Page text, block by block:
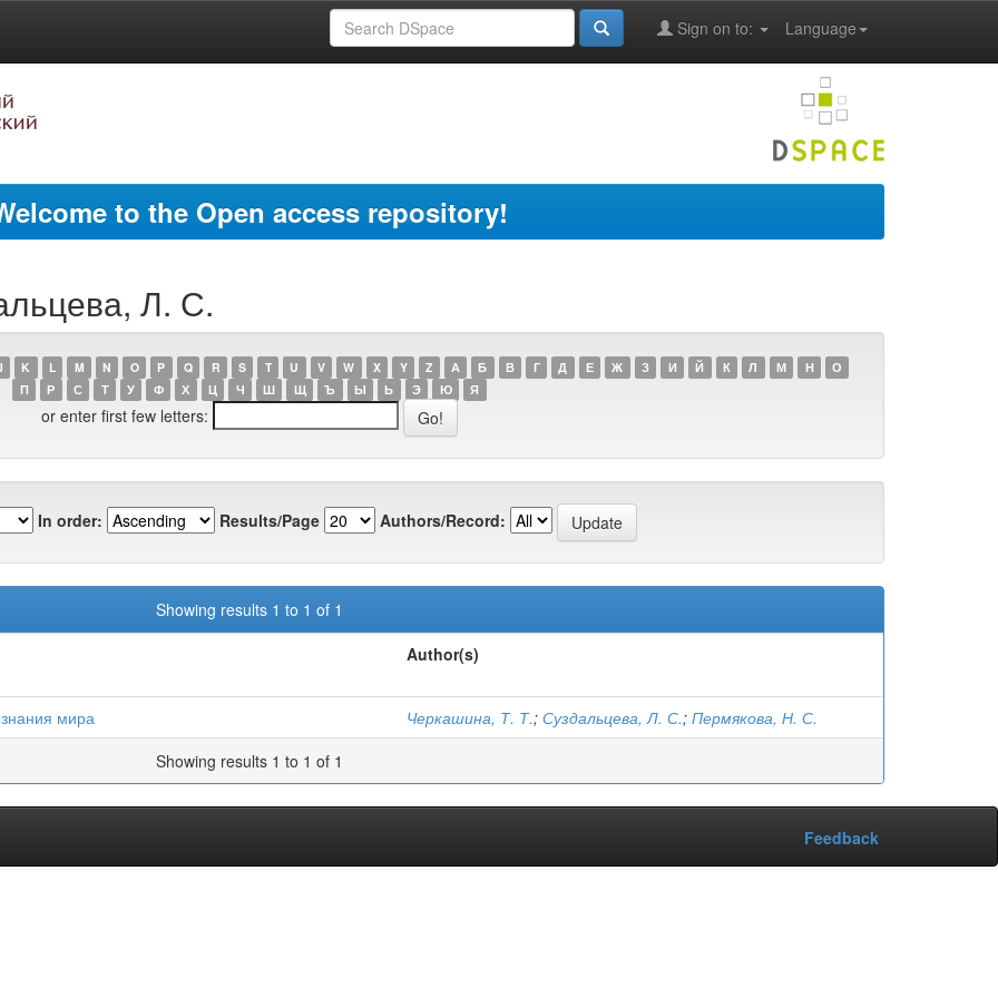
Language
Sign on to:
to the Open access repository!
Л. С.
K L M N O P Q R S T U V W X Y Z А Б В Г Д Е Ж З И Й К Л М Н
О
П
Р С Т У Ф Х Ц Ч Ш Щ Ъ Ы Ь Э Ю Я
or enter first few letters:
In order: Results/Page Authors/Record:
Showing results 1 to 1 of 1
Author(s)
мира Черкашина, Т. Т.; Суздальцева, Л. С.; Пермякова, Н. С.
Showing results 1 to 1 of 1
Feedback